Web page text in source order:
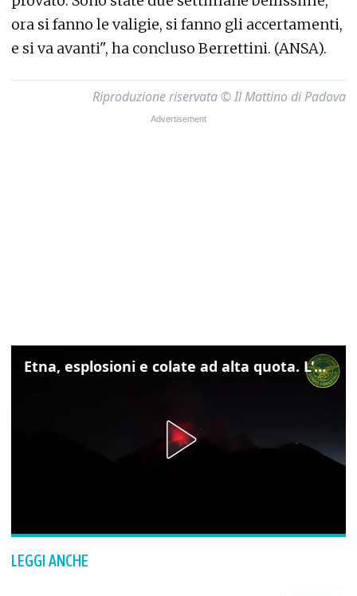
ora si fanno le valigie, si fanno gli accertamenti,
e si va avanti", ha concluso Berrettini. (ANSA).
Riproduzione riservata © Il Mattino di Padova
Etna, esplosioni e colate ad alta quota. L'aeroporto di Catania verso la normalità
LEGGI ANCHE